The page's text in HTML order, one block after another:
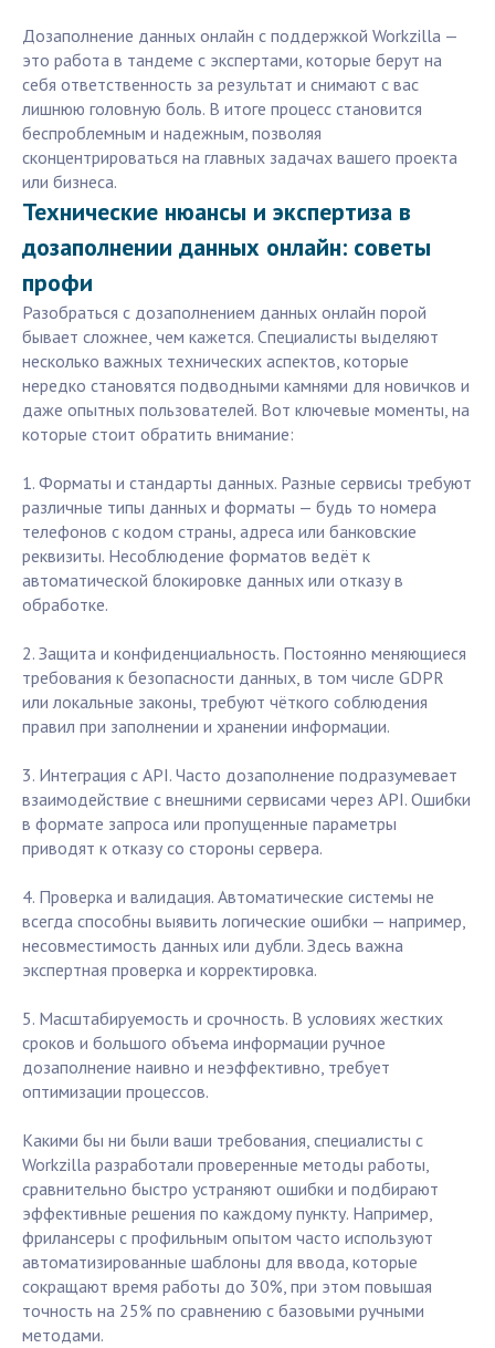
Дозаполнение данных онлайн с поддержкой Workzilla —
это работа в тандеме с экспертами, которые берут на
себя ответственность за результат и снимают с вас
лишнюю головную боль. В итоге процесс становится
беспроблемным и надежным, позволяя
сконцентрироваться на главных задачах вашего проекта
или бизнеса.
Технические нюансы и экспертиза в
дозаполнении данных онлайн: советы
профи
Разобраться с дозаполнением данных онлайн порой
бывает сложнее, чем кажется. Специалисты выделяют
несколько важных технических аспектов, которые
нередко становятся подводными камнями для новичков и
даже опытных пользователей. Вот ключевые моменты, на
которые стоит обратить внимание:
1. Форматы и стандарты данных. Разные сервисы требуют
различные типы данных и форматы — будь то номера
телефонов с кодом страны, адреса или банковские
реквизиты. Несоблюдение форматов ведёт к
автоматической блокировке данных или отказу в
обработке.
2. Защита и конфиденциальность. Постоянно меняющиеся
требования к безопасности данных, в том числе GDPR
или локальные законы, требуют чёткого соблюдения
правил при заполнении и хранении информации.
3. Интеграция с API. Часто дозаполнение подразумевает
взаимодействие с внешними сервисами через API. Ошибки
в формате запроса или пропущенные параметры
приводят к отказу со стороны сервера.
4. Проверка и валидация. Автоматические системы не
всегда способны выявить логические ошибки — например,
несовместимость данных или дубли. Здесь важна
экспертная проверка и корректировка.
5. Масштабируемость и срочность. В условиях жестких
сроков и большого объема информации ручное
дозаполнение наивно и неэффективно, требует
оптимизации процессов.
Какими бы ни были ваши требования, специалисты с
Workzilla разработали проверенные методы работы,
сравнительно быстро устраняют ошибки и подбирают
эффективные решения по каждому пункту. Например,
фрилансеры с профильным опытом часто используют
автоматизированные шаблоны для ввода, которые
сокращают время работы до 30%, при этом повышая
точность на 25% по сравнению с базовыми ручными
методами.